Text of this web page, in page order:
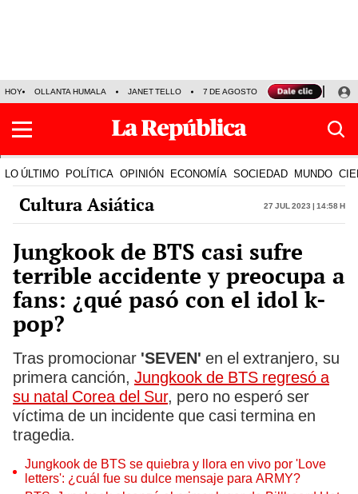
HOY OLLANTA HUMALA JANET TELLO 7 DE AGOSTO TINKA RESULTADOS
LO ÚLTIMO POLÍTICA OPINIÓN ECONOMÍA SOCIEDAD MUNDO
Cultura Asiática 27 Jul 2023 | 14:58 h
Jungkook de BTS casi sufre
terrible accidente y preocupa a
fans: ¿qué pasó con el idol k-
pop?
Tras promocionar 'SEVEN' en el extranjero, su
primera canción, Jungkook de BTS regresó a
su natal Corea del Sur, pero no esperó ser
víctima de un incidente que casi termina en
tragedia.
Jungkook de BTS se quiebra y llora en vivo por 'Love
letters': ¿cuál fue su dulce mensaje para ARMY?